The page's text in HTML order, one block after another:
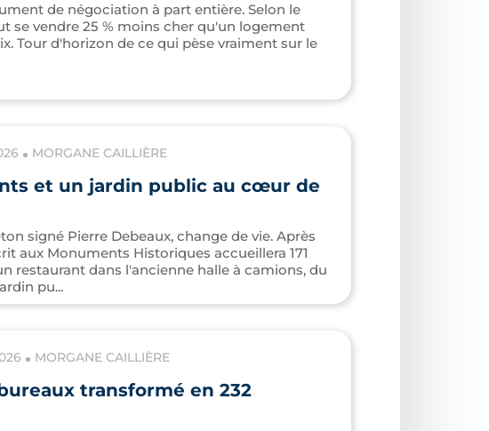
de négociation à part entière. Selon le
se vendre 25 % moins cher qu'un logement
Tour d'horizon de ce qui pèse vraiment sur le
MORGANE CAILLIÈRE
et un jardin public au cœur de
signé Pierre Debeaux, change de vie. Après
aux Monuments Historiques accueillera 171
restaurant dans l'ancienne halle à camions, du
pu...
MORGANE CAILLIÈRE
transformé en 232